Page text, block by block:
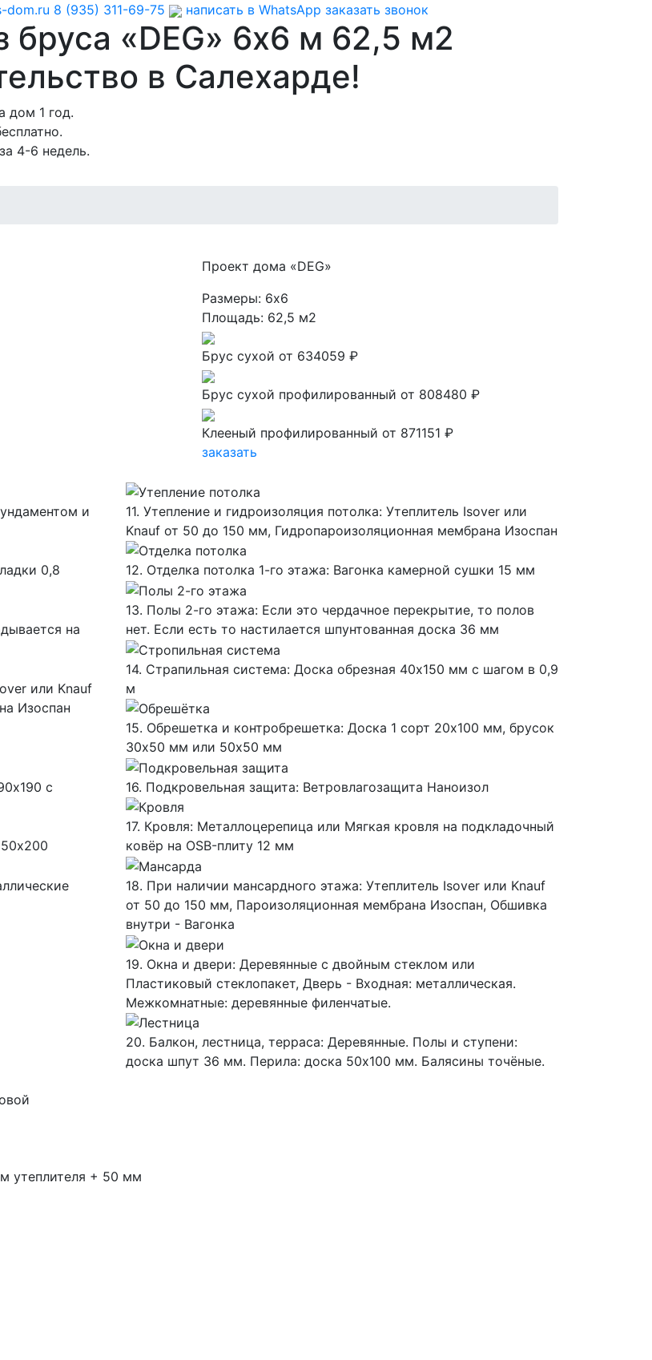
dom.ru 8 (935) 311-69-75 написать в WhatsApp заказать звонок
«DEG» 6х6 м 62,5 м2
в Салехарде!
дом 1 год.
4-6 недель.
Проект дома «DEG»
Размеры: 6х6
Площадь: 62,5 м2
Брус сухой от 634059 ₽
Брус сухой профилированный от 808480 ₽
Клееный профилированный от 871151 ₽
заказать
и
0,8
на
или Knauf
Изоспан
с
11. Утепление и гидроизоляция потолка: Утеплитель Isover или
Knauf от 50 до 150 мм, Гидропароизоляционная мембрана Изоспан
12. Отделка потолка 1-го этажа: Вагонка камерной сушки 15 мм
13. Полы 2-го этажа: Если это чердачное перекрытие, то полов
нет. Если есть то настилается шпунтованная доска 36 мм
14. Страпильная система: Доска обрезная 40х150 мм с шагом в 0,9
м
15. Обрешетка и контробрешетка: Доска 1 сорт 20х100 мм, брусок
30х50 мм или 50х50 мм
16. Подкровельная защита: Ветровлагозащита Наноизол
17. Кровля: Металлоцерепица или Мягкая кровля на подкладочный
ковёр на OSB-плиту 12 мм
18. При наличии мансардного этажа: Утеплитель Isover или Knauf
от 50 до 150 мм, Пароизоляционная мембрана Изоспан, Обшивка
внутри - Вагонка
19. Окна и двери: Деревянные с двойным стеклом или
Пластиковый стеклопакет, Дверь - Входная: металлическая.
Межкомнатные: деревянные филенчатые.
20. Балкон, лестница, терраса: Деревянные. Полы и ступени:
доска шпут 36 мм. Перила: доска 50х100 мм. Балясины точёные.
утеплителя + 50 мм